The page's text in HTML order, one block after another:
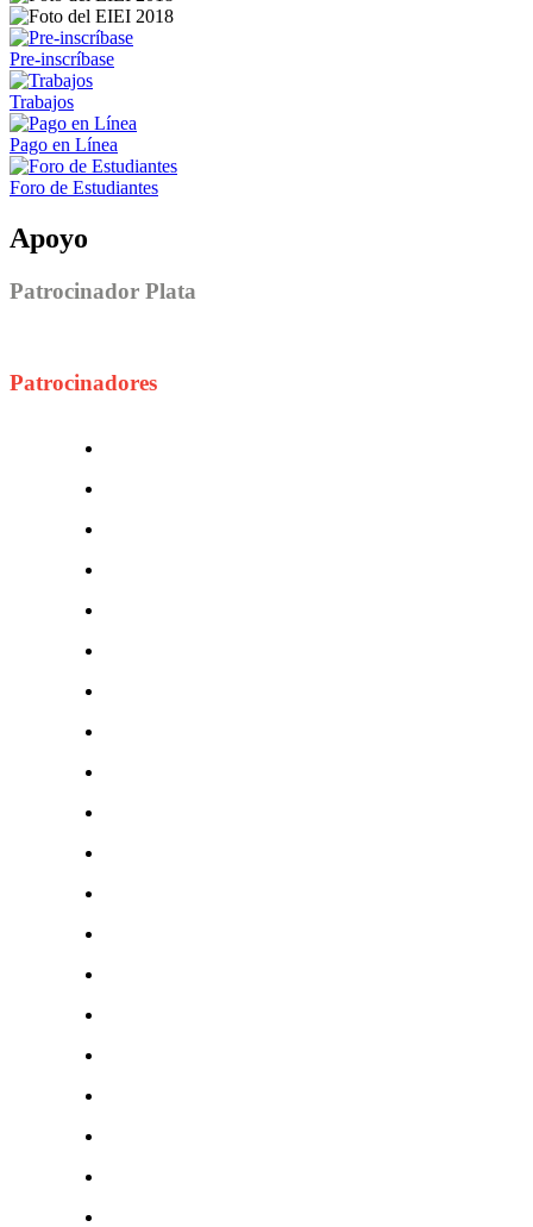
Pre-inscríbase
Trabajos
Pago en Línea
Foro de Estudiantes
Apoyo
Patrocinador Plata
Patrocinadores